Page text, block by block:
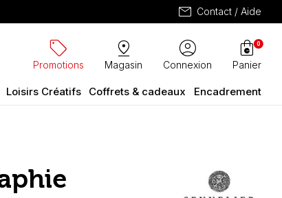
mail Contact / Aide
sell
Promotions
pin_drop
Magasin
account_circle
Connexion
shopping_bag
Panier
0
Loisirs Créatifs Coffrets & cadeaux Encadrement